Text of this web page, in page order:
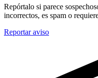
Repórtalo si parece
incorrectos, es spam o
Reportar aviso